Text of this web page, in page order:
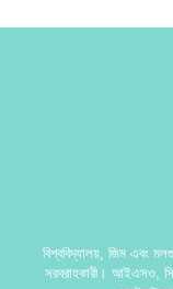
বিশ্ববিদ্যালয়, জিম এবং
সরবরাহকারী। আইএসও,